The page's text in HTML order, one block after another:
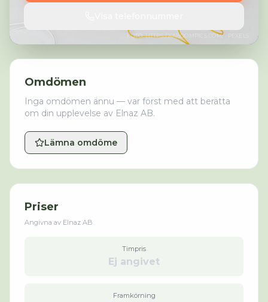
FOTO:HTTPS://KABOOMPICS.COM/· PEXELS
Omdömen
Inga omdömen ännu — var först med att berätta
om din upplevelse av Elnaz AB.
Lämna omdöme
Priser
Angivna av Elnaz AB
Timpris
Ej angivet
Framkörning